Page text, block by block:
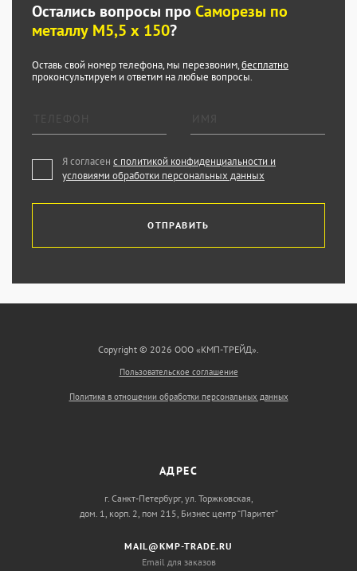
Остались вопросы про Саморезы по
металлу М5,5 х 150?
Оставь свой номер телефона, мы перезвоним,бесплатно
проконсультируем и ответим на любые вопросы.
Я согласен с политикой конфиденциальности и
условиями обработки персональных данных
ОТПРАВИТЬ
Copyright © 2026 ООО «КМП-ТРЕЙД».
Пользовательское соглашение
Политика в отношении обработки персональных данных
АДРЕС
г. Санкт-Петербург, ул. Торжковская,
дом. 1, корп. 2, пом 215, Бизнес центр “Паритет”
MAIL@KMP-TRADE.RU
Email для заказов